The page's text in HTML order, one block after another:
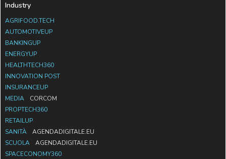
Industry
AGRIFOOD.TECH
AUTOMOTIVEUP
BANKINGUP
ENERGYUP
HEALTHTECH360
INNOVATION POST
INSURANCEUP
MEDIA
CORCOM
PROPTECH360
RETAILUP
SANITÀ
AGENDADIGITALE.EU
SCUOLA
AGENDADIGITALE.EU
SPACECONOMY360